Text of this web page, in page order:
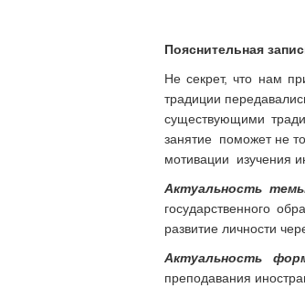
Пояснительная
Не секрет, что нам
традиции
существующими
занятие поможет не
мотивации изучения
Актуальность
государственного
развитие личности
Актуальность
преподавания